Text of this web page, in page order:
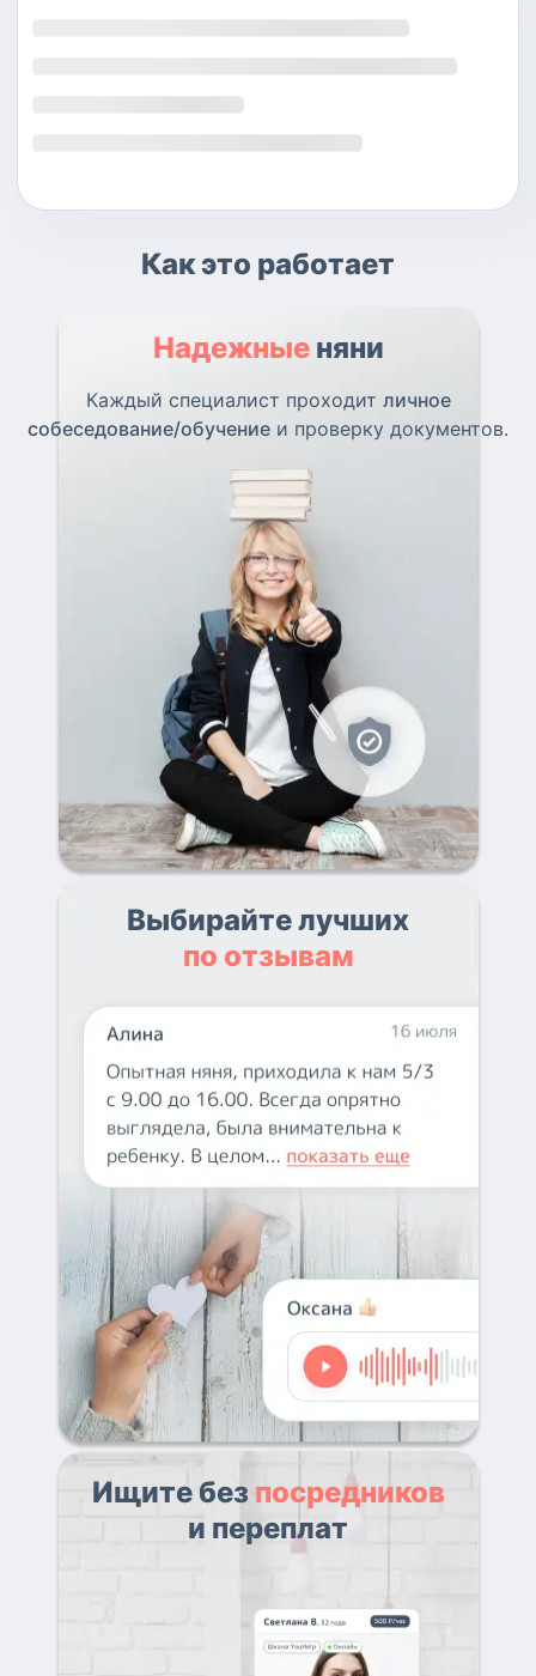
Как это работает
Надежные няни
Каждый специалист проходит личное
собеседование/обучение и проверку документов.
Выбирайте лучших
по отзывам
Ищите без посредников
и переплат